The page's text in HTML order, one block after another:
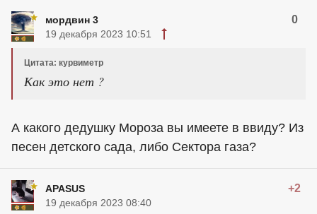
мордвин 3 0
19 декабря 2023 10:51
Цитата: курвиметр
Как это нет ?
А какого дедушку Мороза вы имеете в ввиду? Из
песен детского сада, либо Сектора газа?
APASUS +2
19 декабря 2023 08:40